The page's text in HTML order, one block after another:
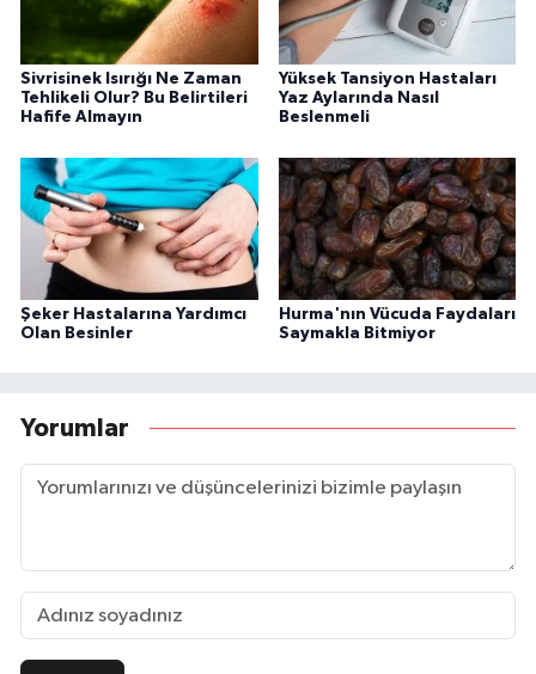
Sivrisinek Isırığı Ne Zaman
Tehlikeli Olur? Bu Belirtileri
Hafife Almayın
Yüksek Tansiyon Hastaları
Yaz Aylarında Nasıl
Beslenmeli
Şeker Hastalarına Yardımcı
Olan Besinler
Hurma'nın Vücuda Faydaları
Saymakla Bitmiyor
Yorumlar